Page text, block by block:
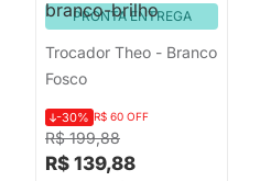
PRONTA ENTREGA
Trocador Theo - Branco
Fosco
R$ 199,88
-30% R$ 60 OFF
R$ 139,88